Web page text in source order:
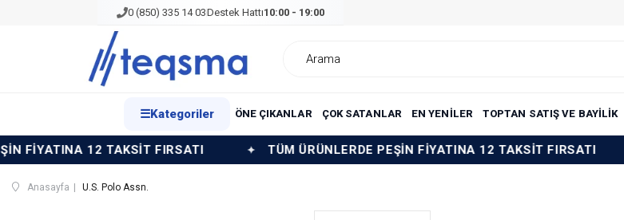
0 (850) 335 14 03Destek Hattı10:00 - 19:00
☰Kategoriler ÖNE ÇIKANLAR ÇOK SATANLAR EN YENİLER TOPTAN SATIŞ VE BAYİLİK
FIRSATI TÜM ÜRÜNLERDE PEŞİN FİYATINA 12 TAKSİT FIRSATI TÜM
Anasayfa U.S. Polo Assn.